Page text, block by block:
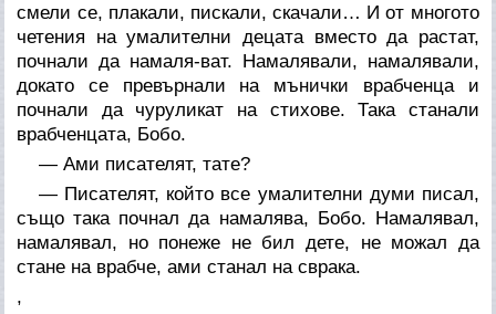
смели се, плакали, пискали, скачали… И от многото
четения на умалителни децата вместо да растат,
почнали да намаля-ват. Намалявали, намалявали,
докато се превърнали на мънички врабченца и
почнали да чуруликат на стихове. Така станали
врабченцата, Бобо.
— Ами писателят, тате?
— Писателят, който все умалителни думи писал,
също така почнал да намалява, Бобо. Намалявал,
намалявал, но понеже не бил дете, не можал да
стане на врабче, ами станал на сврака.
,